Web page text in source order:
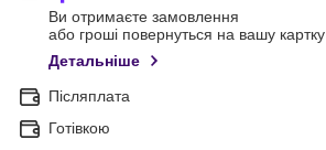
Ви отримаєте замовлення
або гроші повернуться на вашу картку
Детальніше
Післяплата
Готівкою